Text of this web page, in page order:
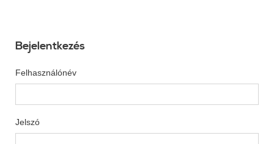
Bejelentkezés
Felhasználónév
Jelszó